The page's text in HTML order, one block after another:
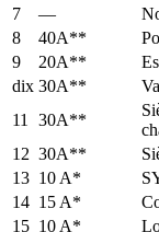
7
—
8
40A**
9
20A**
dix 30A**
11
30A**
12 30A**
13 10 A*
14 15 A*
15 10 A*